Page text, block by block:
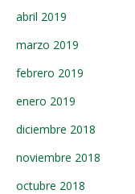
abril 2019
marzo 2019
febrero 2019
enero 2019
diciembre 2018
noviembre 2018
octubre 2018